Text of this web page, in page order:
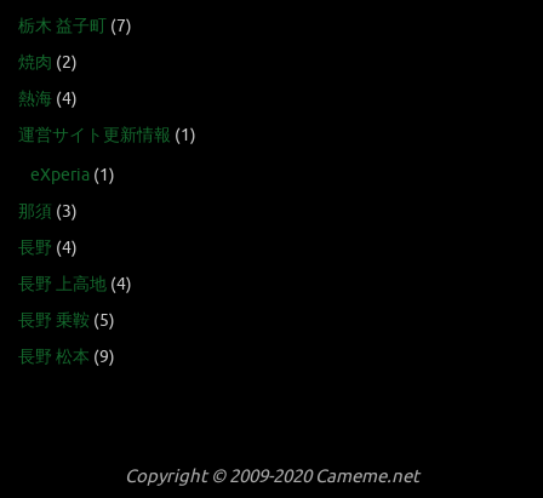
栃木 益子町 (7)
焼肉 (2)
熱海 (4)
運営サイト更新情報 (1)
eXperia (1)
那須 (3)
長野 (4)
長野 上高地 (4)
長野 乗鞍 (5)
長野 松本 (9)
Copyright © 2009-2020 Cameme.net